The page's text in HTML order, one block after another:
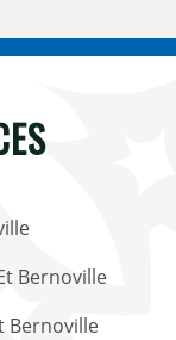
Bernoville
Bernoville